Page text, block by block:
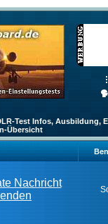
Test Infos, Ausbildung,
Übersicht